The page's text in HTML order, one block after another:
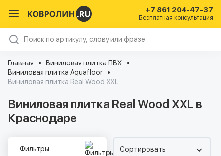
+7 861 204-47-37
Бесплатная консультация
Главная
Виниловая плитка ПВХ
Виниловая плитка Aquafloor
Виниловая плитка Real Wood XXL
Виниловая плитка Real Wood XXL в
Краснодаре
Фильтры Сортировать